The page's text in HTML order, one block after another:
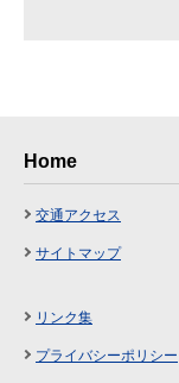
Home
交通アクセス
サイトマップ
リンク集
プライバシーポリシー